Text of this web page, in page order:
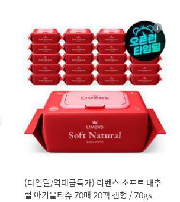
(타임딜/역대급특가) 리벤스 소프트 내추
럴 아기물티슈 70매 20팩 캡형 / 70gsm
상
세